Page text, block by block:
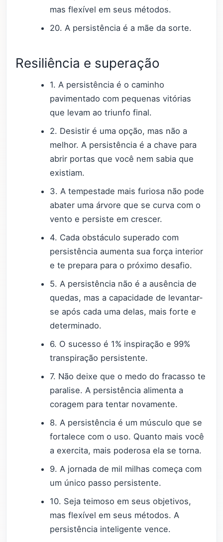
mas flexível em seus métodos.
20. A persistência é a mãe da sorte.
Resiliência e superação
1. A persistência é o caminho
pavimentado com pequenas vitórias
que levam ao triunfo final.
2. Desistir é uma opção, mas não a
melhor. A persistência é a chave para
abrir portas que você nem sabia que
existiam.
3. A tempestade mais furiosa não pode
abater uma árvore que se curva com o
vento e persiste em crescer.
4. Cada obstáculo superado com
persistência aumenta sua força interior
e te prepara para o próximo desafio.
5. A persistência não é a ausência de
quedas, mas a capacidade de levantar-
se após cada uma delas, mais forte e
determinado.
6. O sucesso é 1% inspiração e 99%
transpiração persistente.
7. Não deixe que o medo do fracasso te
paralise. A persistência alimenta a
coragem para tentar novamente.
8. A persistência é um músculo que se
fortalece com o uso. Quanto mais você
a exercita, mais poderosa ela se torna.
9. A jornada de mil milhas começa com
um único passo persistente.
10. Seja teimoso em seus objetivos,
mas flexível em seus métodos. A
persistência inteligente vence.